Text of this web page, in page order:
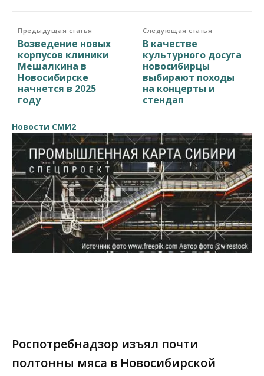
Предыдущая статья
Возведение новых
корпусов клиники
Мешалкина в
Новосибирске
начнется в 2025
году
Следующая статья
В качестве
культурного досуга
новосибирцы
выбирают походы
на концерты и
стендап
Новости СМИ2
Роспотребнадзор изъял почти
полтонны мяса в Новосибирской